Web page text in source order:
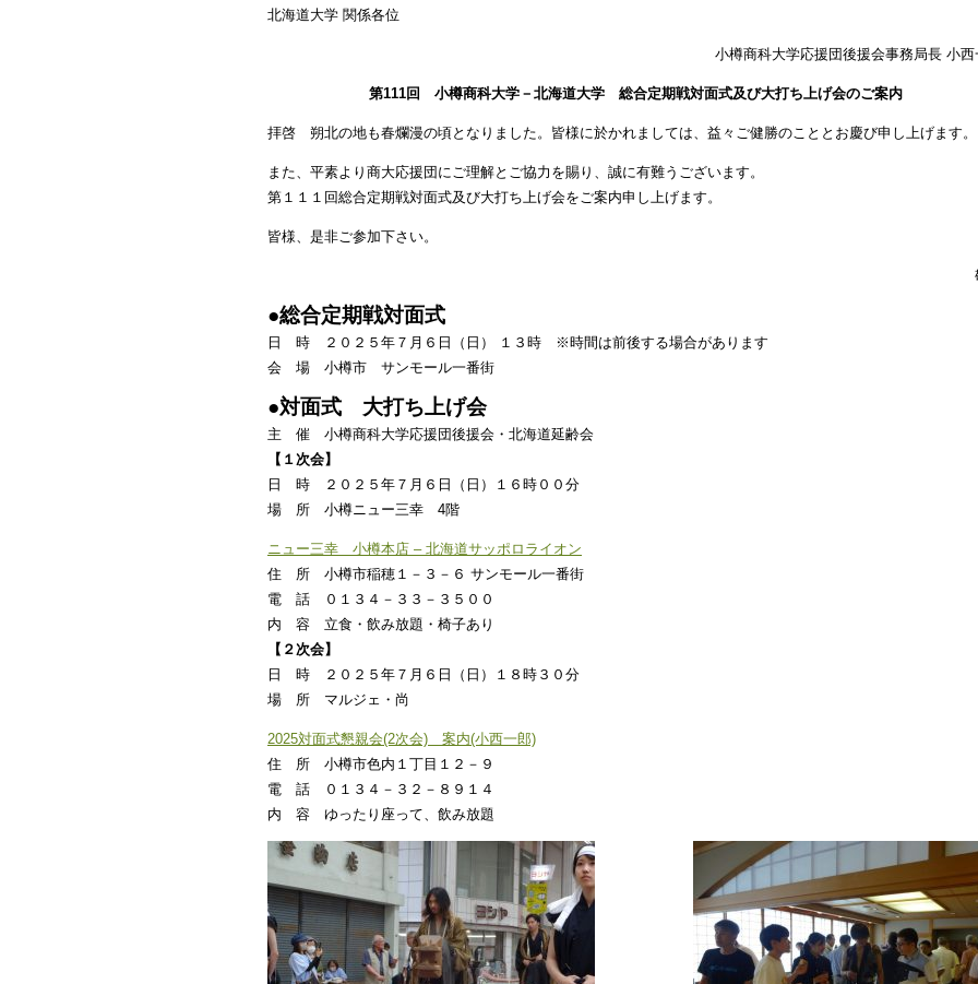
北海道大学 関係各位
小樽商科大学応援団後援会事務局長 小西
第111回 小樽商科大学－北海道大学 総合定期戦対面式及び大打ち上げ会のご案内
拝啓 朔北の地も春爛漫の頃となりました。皆様に於かれましては、益々ご健勝のこととお慶び申し上げます。
また、平素より商大応援団にご理解とご協力を賜り、誠に有難うございます。
第１１１回総合定期戦対面式及び大打ち上げ会をご案内申し上げます。
皆様、是非ご参加下さい。
●総合定期戦対面式
日 時 ２０２５年７月６日（日） １３時 ※時間は前後する場合があります
会 場 小樽市 サンモール一番街
●対面式 大打ち上げ会
主 催 小樽商科大学応援団後援会・北海道延齢会
【１次会】
日 時 ２０２５年７月６日（日）１６時００分
場 所 小樽ニュー三幸 4階
ニュー三幸 小樽本店 – 北海道サッポロライオン
住 所 小樽市稲穂１－３－６ サンモール一番街
電 話 ０１３４－３３－３５００
内 容 立食・飲み放題・椅子あり
【２次会】
日 時 ２０２５年７月６日（日）１８時３０分
場 所 マルジェ・尚
2025対面式懇親会(2次会) 案内(小西一郎)
住 所 小樽市色内１丁目１２－９
電 話 ０１３４－３２－８９１４
内 容 ゆったり座って、飲み放題